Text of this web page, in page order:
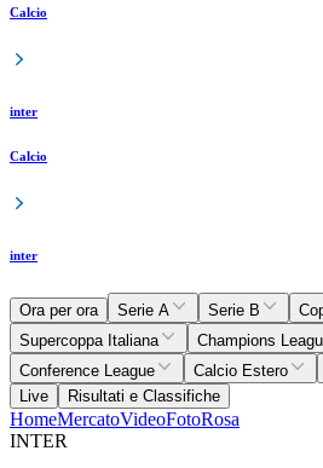
Calcio
inter
Calcio
inter
Ora per ora Serie A Serie B
Supercoppa Italiana
Champions
Conference League
Calcio Estero
Live
Risultati e Classifiche
HomeMercatoVideoFotoRosa
INTER